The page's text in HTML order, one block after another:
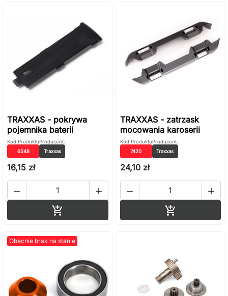
TRAXXAS - pokrywa
pojemnika baterii
Kod Produktu
6548
Producent:
Traxxas
16,15 zł
 

TRAXXAS - zatrzask
mocowania karoserii
Kod Produktu
7420
Producent:
Traxxas
24,10 zł
 

Obecnie brak na stanie